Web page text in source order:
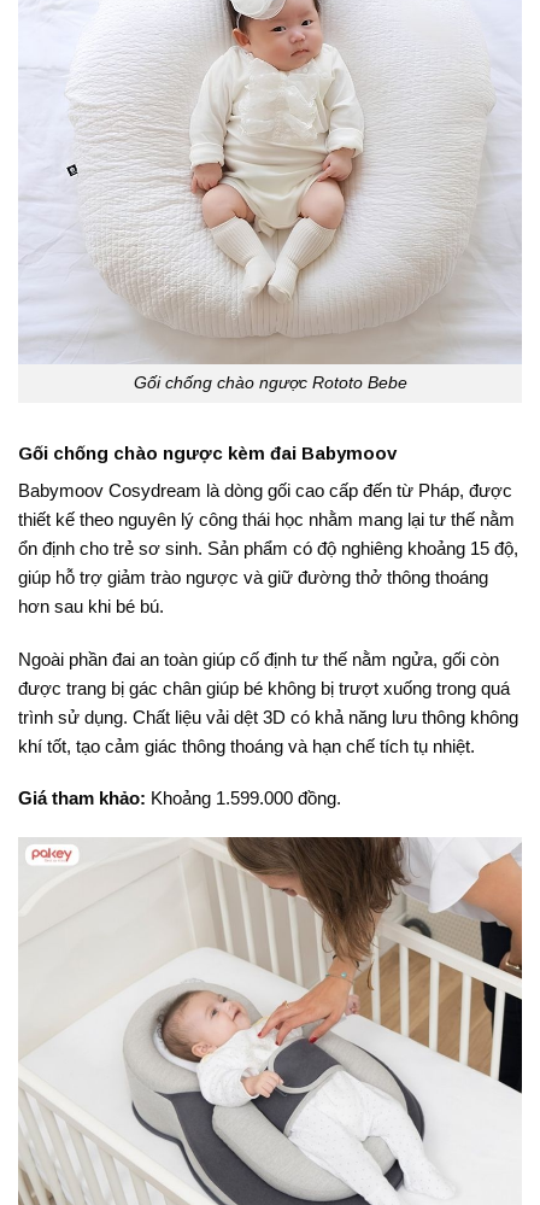
Gối chống chào ngược Rototo Bebe
Gối chống chào ngược kèm đai Babymoov
Babymoov Cosydream là dòng gối cao cấp đến từ Pháp, được
thiết kế theo nguyên lý công thái học nhằm mang lại tư thế nằm
ổn định cho trẻ sơ sinh. Sản phẩm có độ nghiêng khoảng 15 độ,
giúp hỗ trợ giảm trào ngược và giữ đường thở thông thoáng
hơn sau khi bé bú.
Ngoài phần đai an toàn giúp cố định tư thế nằm ngửa, gối còn
được trang bị gác chân giúp bé không bị trượt xuống trong quá
trình sử dụng. Chất liệu vải dệt 3D có khả năng lưu thông không
khí tốt, tạo cảm giác thông thoáng và hạn chế tích tụ nhiệt.
Giá tham khảo: Khoảng 1.599.000 đồng.